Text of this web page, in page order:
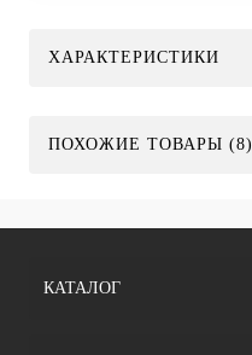
ХАРАКТЕРИСТИКИ
ПОХОЖИЕ ТОВАРЫ (8)
КАТАЛОГ